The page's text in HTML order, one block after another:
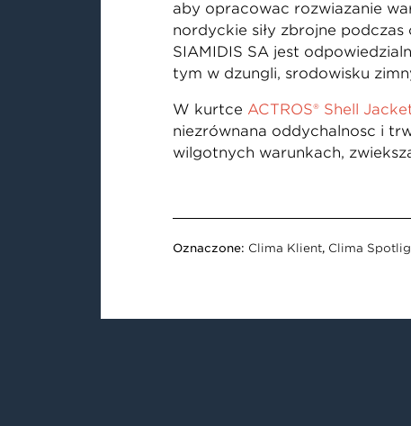
aby opracować rozwiązanie
nordyckie siły zbrojne
SIAMIDIS SA jest
tym w dżungli, środowisku
W kurtce ACTROS® Shell
niezrównaną oddychalność i
wilgotnych warunkach,
Oznaczone: Clima Klient, Clima